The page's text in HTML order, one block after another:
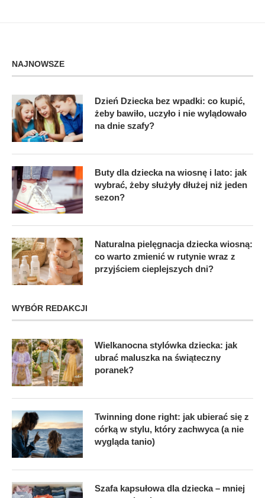
NAJNOWSZE
Dzień Dziecka bez wpadki: co kupić,
żeby bawiło, uczyło i nie wylądowało
na dnie szafy?
Buty dla dziecka na wiosnę i lato: jak
wybrać, żeby służyły dłużej niż jeden
sezon?
Naturalna pielęgnacja dziecka wiosną:
co warto zmienić w rutynie wraz z
przyjściem cieplejszych dni?
WYBÓR REDAKCJI
Wielkanocna stylówka dziecka: jak
ubrać maluszka na świąteczny
poranek?
Twinning done right: jak ubierać się z
córką w stylu, który zachwyca (a nie
wygląda tanio)
Szafa kapsułowa dla dziecka – mniej